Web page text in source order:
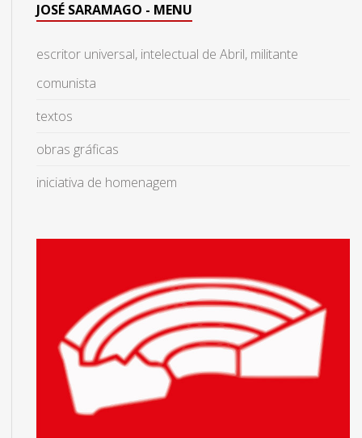
JOSÉ SARAMAGO - MENU
escritor universal, intelectual de Abril, militante
comunista
textos
obras gráficas
iniciativa de homenagem